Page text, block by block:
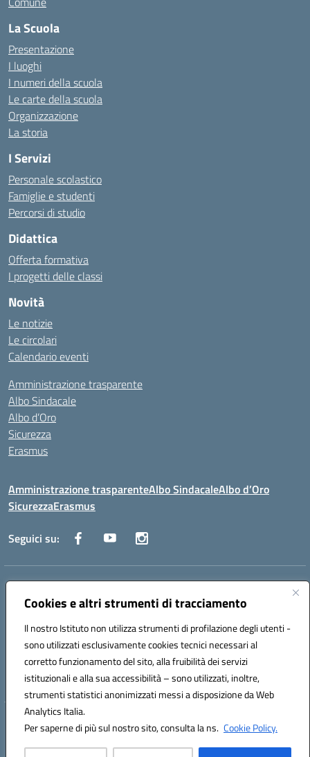
Cookies e altri strumenti di tracciamento
Il nostro Istituto non utilizza strumenti di profilazione degli utenti -
sono utilizzati esclusivamente cookies tecnici necessari al
corretto funzionamento del sito, alla fruibilità dei servizi
istituzionali e alla sua accessibilità – sono utilizzati, inoltre,
strumenti statistici anonimizzati messi a disposizione da Web
Analytics Italia.
Per saperne di più sul nostro sito, consulta la ns. Cookie Policy.
La Scuola
Presentazione
I luoghi
I numeri della scuola
Le carte della scuola
Organizzazione
La storia
I Servizi
Personale scolastico
Famiglie e studenti
Percorsi di studio
Didattica
Offerta formativa
I progetti delle classi
Novità
Le notizie
Le circolari
Calendario eventi
Amministrazione trasparente
Albo Sindacale
Albo d’Oro
Sicurezza
Erasmus
Amministrazione trasparenteAlbo SindacaleAlbo d’Oro
SicurezzaErasmus
Seguici su:
Indirizzo:
Centralino:0885.426034 Email:FGTD02000P@istruzione.it
Codice fiscale: 81002930717
Codice meccanografico:
FGTD02000P
Codice unico di fatturazione (CUF): UFUN7Y
Hosting & Powered by 3D Solution S.r.l.
Concept & Design by Designers Italia